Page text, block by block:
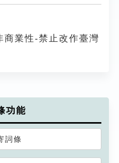
業性-禁止改作臺灣
功能
詞條